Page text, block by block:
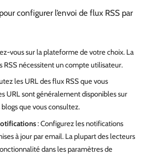
configurer l’envoi de flux RSS par
vous sur la plateforme de votre choix. La
RSS nécessitent un compte utilisateur.
les URL des flux RSS que vous
URL sont généralement disponibles sur
que vous consultez.
: Configurez les notifications
à jour par email. La plupart des lecteurs
dans les paramètres de